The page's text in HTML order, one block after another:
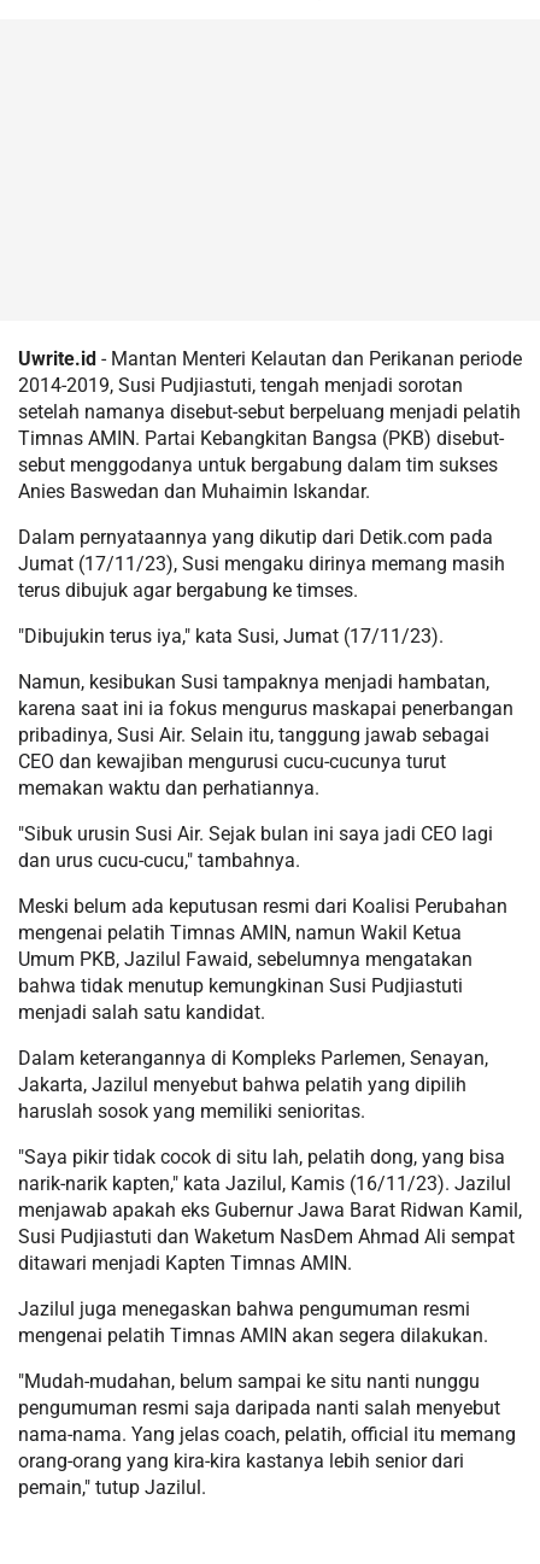
Uwrite.id - Mantan Menteri Kelautan dan Perikanan periode
2014-2019, Susi Pudjiastuti, tengah menjadi sorotan
setelah namanya disebut-sebut berpeluang menjadi pelatih
Timnas AMIN. Partai Kebangkitan Bangsa (PKB) disebut-
sebut menggodanya untuk bergabung dalam tim sukses
Anies Baswedan dan Muhaimin Iskandar.
Dalam pernyataannya yang dikutip dari Detik.com pada
Jumat (17/11/23), Susi mengaku dirinya memang masih
terus dibujuk agar bergabung ke timses.
"Dibujukin terus iya," kata Susi, Jumat (17/11/23).
Namun, kesibukan Susi tampaknya menjadi hambatan,
karena saat ini ia fokus mengurus maskapai penerbangan
pribadinya, Susi Air. Selain itu, tanggung jawab sebagai
CEO dan kewajiban mengurusi cucu-cucunya turut
memakan waktu dan perhatiannya.
"Sibuk urusin Susi Air. Sejak bulan ini saya jadi CEO lagi
dan urus cucu-cucu," tambahnya.
Meski belum ada keputusan resmi dari Koalisi Perubahan
mengenai pelatih Timnas AMIN, namun Wakil Ketua
Umum PKB, Jazilul Fawaid, sebelumnya mengatakan
bahwa tidak menutup kemungkinan Susi Pudjiastuti
menjadi salah satu kandidat.
Dalam keterangannya di Kompleks Parlemen, Senayan,
Jakarta, Jazilul menyebut bahwa pelatih yang dipilih
haruslah sosok yang memiliki senioritas.
"Saya pikir tidak cocok di situ lah, pelatih dong, yang bisa
narik-narik kapten," kata Jazilul, Kamis (16/11/23). Jazilul
menjawab apakah eks Gubernur Jawa Barat Ridwan Kamil,
Susi Pudjiastuti dan Waketum NasDem Ahmad Ali sempat
ditawari menjadi Kapten Timnas AMIN.
Jazilul juga menegaskan bahwa pengumuman resmi
mengenai pelatih Timnas AMIN akan segera dilakukan.
"Mudah-mudahan, belum sampai ke situ nanti nunggu
pengumuman resmi saja daripada nanti salah menyebut
nama-nama. Yang jelas coach, pelatih, official itu memang
orang-orang yang kira-kira kastanya lebih senior dari
pemain," tutup Jazilul.